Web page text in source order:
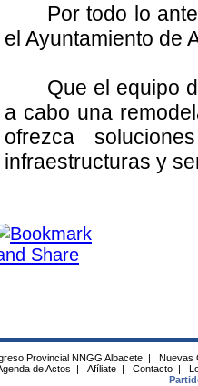
Por todo lo
el Ayuntamiento de
Que el equipo
a cabo una
ofrezca
infraestructuras y
Provincial NNGG Albacete |
Nuevas
de Actos | Afíliate | Contacto |